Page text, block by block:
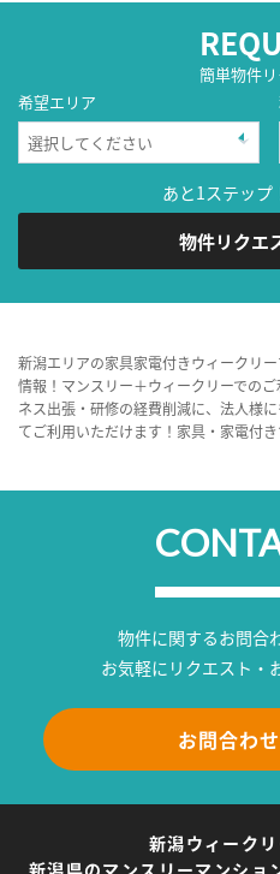
簡単物件
希望エリア
あと1ステップ
物件リクエ
新潟エリアの家具家電付きウィークリ
情報！マンスリー＋ウィークリーでの
ネス出張・研修の経費削減に、法人様
てご利用いただけます！家具・家電付き
物件に関するお問合
お気軽にリクエスト・
お問合わ
新潟ウィーク
新潟県のマンスリーマンショ